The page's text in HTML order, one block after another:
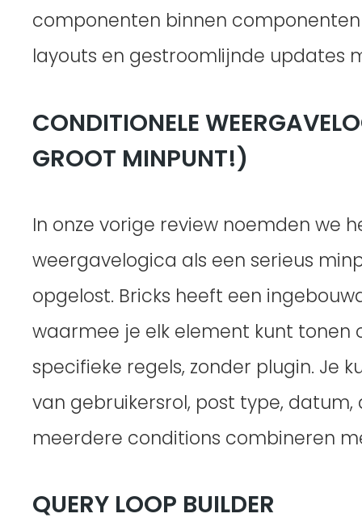
componenten binnen
layouts en gestroomlijnde updates
CONDITIONELE
GROOT MINPUNT!)
In onze vorige review noemden we
weergavelogica als een serieus
opgelost. Bricks heeft een
waarmee je elk element kunt tonen
specifieke regels, zonder plugin. Je
van gebruikersrol, post type,
meerdere conditions combineren
QUERY LOOP BUILDER